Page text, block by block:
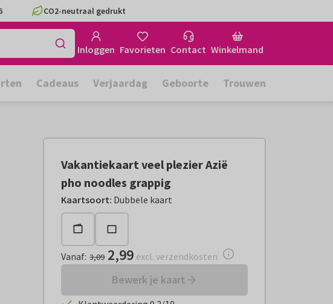
CO2-neutraal gedrukt
Inloggen Favorieten Contact Winkelmand
Cadeaus Verjaardag Geboorte Trouwen
Vakantiekaart veel plezier Azië
pho noodles grappig
Kaartsoort: Dubbele kaart
Vanaf:€ 2,99 excl. verzendkosten
Vanaf: 3,09 2,99 excl. verzendkosten
Bewerk je kaart